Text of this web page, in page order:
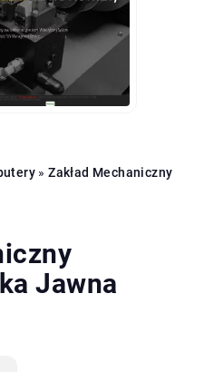
»Zakład Mechaniczny
Jawna